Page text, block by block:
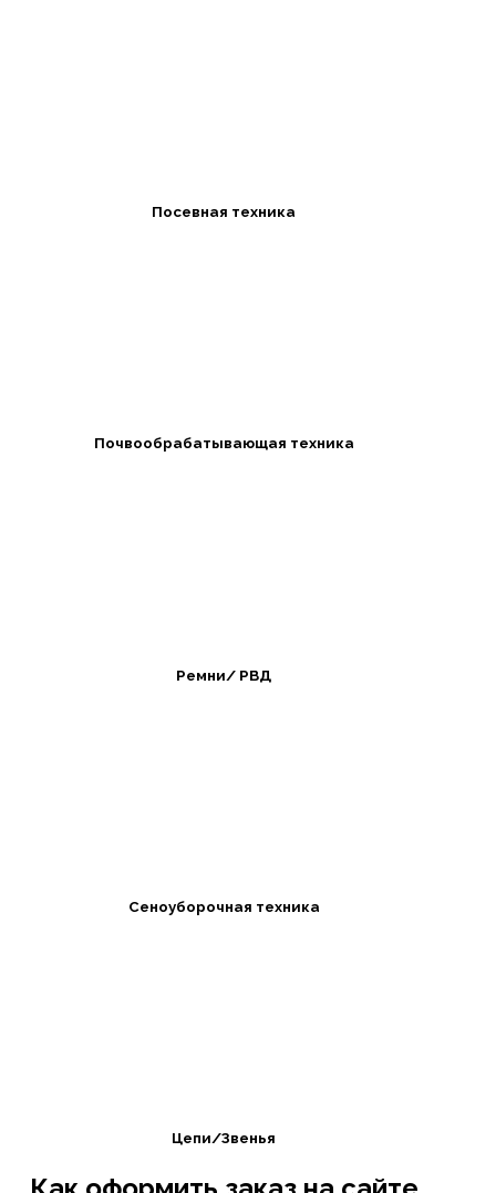
Посевная техника
Почвообрабатывающая техника
Ремни/ РВД
Сеноуборочная техника
Цепи/Звенья